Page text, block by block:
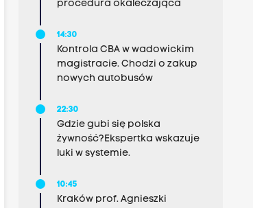
procedura okaleczająca
14:30
Kontrola CBA w wadowickim
magistracie. Chodzi o zakup
nowych autobusów
22:30
Gdzie gubi się polska
żywność?Ekspertka wskazuje
luki w systemie.
10:45
Kraków prof. Agnieszki